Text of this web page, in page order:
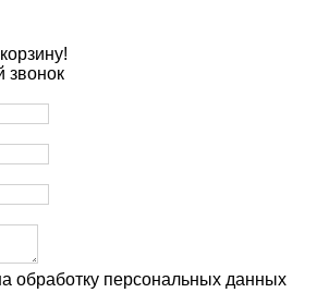
звонок
обработку персональных данных